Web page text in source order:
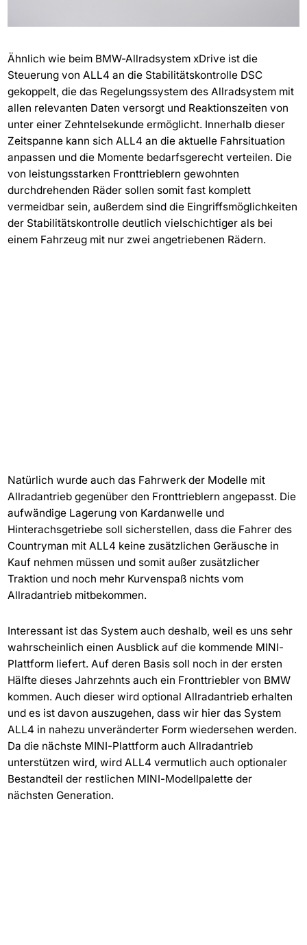
Ähnlich wie beim BMW-Allradsystem xDrive ist die
Steuerung von ALL4 an die Stabilitätskontrolle DSC
gekoppelt, die das Regelungssystem des Allradsystem mit
allen relevanten Daten versorgt und Reaktionszeiten von
unter einer Zehntelsekunde ermöglicht. Innerhalb dieser
Zeitspanne kann sich ALL4 an die aktuelle Fahrsituation
anpassen und die Momente bedarfsgerecht verteilen. Die
von leistungsstarken Fronttrieblern gewohnten
durchdrehenden Räder sollen somit fast komplett
vermeidbar sein, außerdem sind die Eingriffsmöglichkeiten
der Stabilitätskontrolle deutlich vielschichtiger als bei
einem Fahrzeug mit nur zwei angetriebenen Rädern.
Natürlich wurde auch das Fahrwerk der Modelle mit
Allradantrieb gegenüber den Fronttrieblern angepasst. Die
aufwändige Lagerung von Kardanwelle und
Hinterachsgetriebe soll sicherstellen, dass die Fahrer des
Countryman mit ALL4 keine zusätzlichen Geräusche in
Kauf nehmen müssen und somit außer zusätzlicher
Traktion und noch mehr Kurvenspaß nichts vom
Allradantrieb mitbekommen.
Interessant ist das System auch deshalb, weil es uns sehr
wahrscheinlich einen Ausblick auf die kommende MINI-
Plattform liefert. Auf deren Basis soll noch in der ersten
Hälfte dieses Jahrzehnts auch ein Fronttriebler von BMW
kommen. Auch dieser wird optional Allradantrieb erhalten
und es ist davon auszugehen, dass wir hier das System
ALL4 in nahezu unveränderter Form wiedersehen werden.
Da die nächste MINI-Plattform auch Allradantrieb
unterstützen wird, wird ALL4 vermutlich auch optionaler
Bestandteil der restlichen MINI-Modellpalette der
nächsten Generation.